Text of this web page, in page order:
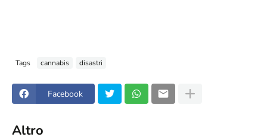
Tags cannabis disastri
Facebook
Altro